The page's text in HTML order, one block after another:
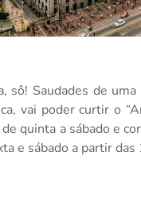
sô! Saudades de
vai poder curtir o
quinta a sábado e
e sábado a partir